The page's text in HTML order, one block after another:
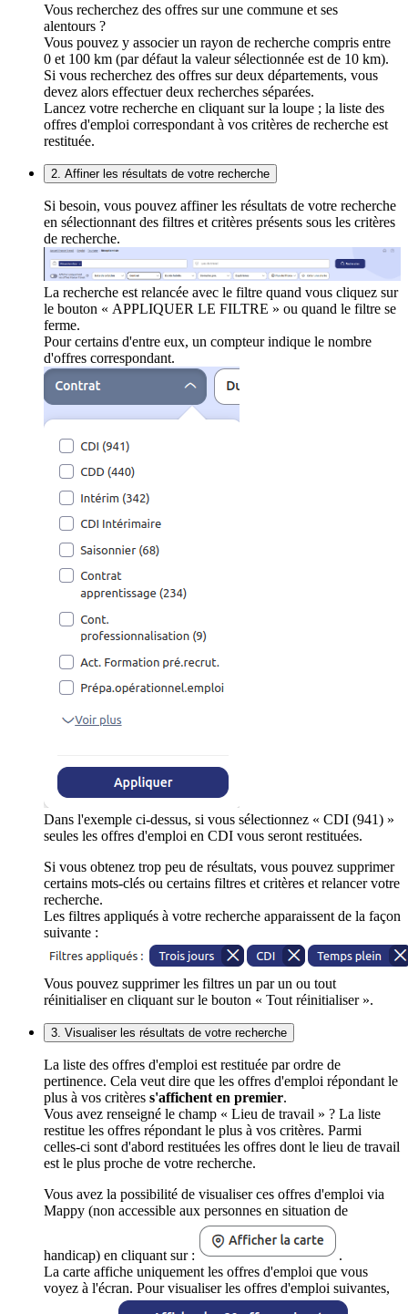
Vous recherchez des offres sur une commune et ses
alentours ?
Vous pouvez y associer un rayon de recherche compris entre
0 et 100 km (par défaut la valeur sélectionnée est de 10 km).
Si vous recherchez des offres sur deux départements, vous
devez alors effectuer deux recherches séparées.
Lancez votre recherche en cliquant sur la loupe ; la liste des
offres d'emploi correspondant à vos critères de recherche est
restituée.
2. Affiner les résultats de votre recherche
Si besoin, vous pouvez affiner les résultats de votre recherche
en sélectionnant des filtres et critères présents sous les critères
de recherche.
La recherche est relancée avec le filtre quand vous cliquez sur
le bouton « APPLIQUER LE FILTRE » ou quand le filtre se
ferme.
Pour certains d'entre eux, un compteur indique le nombre
d'offres correspondant.
Dans l'exemple ci-dessus, si vous sélectionnez « CDI (941) »
seules les offres d'emploi en CDI vous seront restituées.
Si vous obtenez trop peu de résultats, vous pouvez supprimer
certains mots-clés ou certains filtres et critères et relancer votre
recherche.
Les filtres appliqués à votre recherche apparaissent de la façon
suivante :
Vous pouvez supprimer les filtres un par un ou tout
réinitialiser en cliquant sur le bouton « Tout réinitialiser ».
3. Visualiser les résultats de votre recherche
La liste des offres d'emploi est restituée par ordre de
pertinence. Cela veut dire que les offres d'emploi répondant le
plus à vos critères s'affichent en premier.
Vous avez renseigné le champ « Lieu de travail » ? La liste
restitue les offres répondant le plus à vos critères. Parmi
celles-ci sont d'abord restituées les offres dont le lieu de travail
est le plus proche de votre recherche.
Vous avez la possibilité de visualiser ces offres d'emploi via
Mappy (non accessible aux personnes en situation de
handicap) en cliquant sur :
.
La carte affiche uniquement les offres d'emploi que vous
voyez à l'écran. Pour visualiser les offres d'emploi suivantes,